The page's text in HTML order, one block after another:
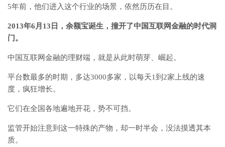
5年前，他们进入这个行业的场景，依然历历在目。
2013年6月13日，余额宝诞生，撞开了中国互联网金融的时代洞
门。
中国互联网金融的理财端，就是从此时萌芽、崛起。
平台数最多的时期，多达3000多家，以每天1到2家上线的速
度，疯狂增长。
它们在全国各地遍地开花，势不可挡。
监管开始注意到这一特殊的产物，却一时半会，没法摸透其本
质。